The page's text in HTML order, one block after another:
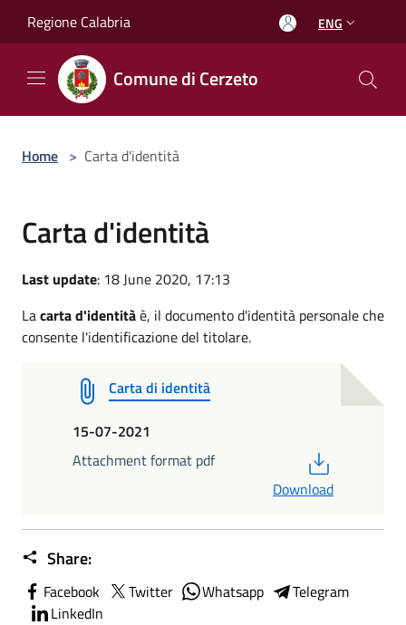
Regione Calabria ENG
Comune di Cerzeto
Home > Carta d'identità
Carta d'identità
Last update: 18 June 2020, 17:13
Lacarta d'identitàè, il documento d'identità personale che
consente l'identificazione del titolare.
Carta di identità
15-07-2021
Attachment format pdf
Download
Share:
Facebook Twitter Whatsapp
Telegram
LinkedIn